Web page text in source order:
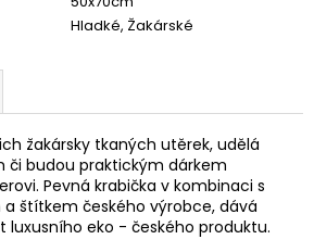
Hladké, Žakárské
žakársky tkaných utěrek, udělá
či budou praktickým dárkem
Pevná krabička v kombinaci s
štítkem českého výrobce, dává
luxusního eko - českého produktu.